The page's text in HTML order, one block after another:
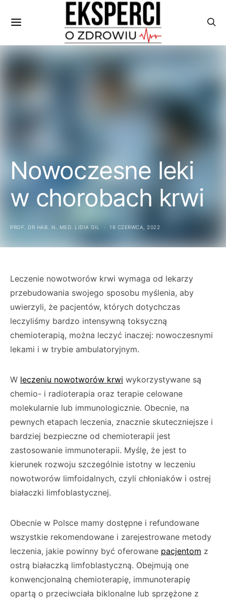
Nowoczesne leki
w chorobach krwi
PROF. DR HAB. N. MED. LIDIA GIL 16 CZERWCA, 2022
Leczenie nowotworów krwi wymaga od lekarzy
przebudowania swojego sposobu myślenia, aby
uwierzyli, że pacjentów, których dotychczas
leczyliśmy bardzo intensywną toksyczną
chemioterapią, można leczyć inaczej: nowoczesnymi
lekami i w trybie ambulatoryjnym.
W leczeniu nowotworów krwi wykorzystywane są
chemio- i radioterapia oraz terapie celowa­ne
molekularnie lub immunologicznie. Obecnie, na
pewnych etapach leczenia, znacznie sku­teczniejsze i
bardziej bezpieczne od chemiote­rapii jest
zastosowanie immunoterapii. Myślę, że jest to
kierunek rozwoju szczególnie istotny w leczeniu
nowotworów limfoidalnych, czyli chłoniaków i ostrej
białaczki limfoblastycznej.
Obecnie w Polsce mamy dostępne i refun­dowane
wszystkie rekomendowane i zareje­strowane metody
leczenia, jakie powinny być oferowane pacjentom z
ostrą białaczką lim­foblastyczną. Obejmują one
konwencjonalną chemioterapię, immunoterapię
opartą o prze­ciwciała biklonalne lub sprzężone z